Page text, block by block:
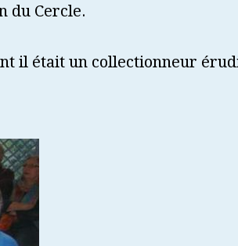
du Cercle.
il était un collectionneur